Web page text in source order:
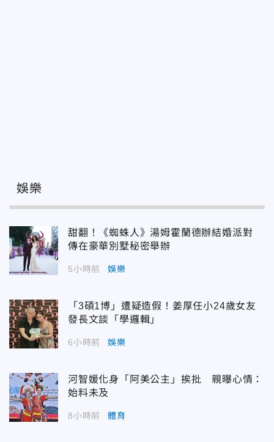
娛樂
甜翻！《蜘蛛人》湯姆霍蘭德辦結婚派對
傳在豪華別墅秘密舉辦
5小時前 娛樂
「3碩1博」遭疑造假！姜厚任小24歲女友
發長文談「學邏輯」
6小時前 娛樂
河智媛化身「阿美公主」挨批 親曝心情：
始料未及
8小時前 體育